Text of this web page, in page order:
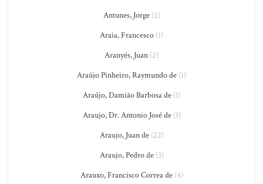
Antunes, Jorge(2)
Araia, Francesco (1)
Aranyés, Juan (2)
Araújo Pinheiro, Raymundo de (1)
Araújo, Damião Barbosa de(1)
Araujo, Dr. Antonio José de(1)
Araujo, Juan de(22)
Araujo, Pedro de(3)
Arauxo, Francisco Correa de(4)